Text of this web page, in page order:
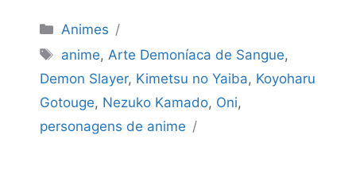
Categorias
Animes
Tags
anime, Arte Demoníaca de Sangue,
Demon Slayer, Kimetsu no Yaiba, Koyoharu
Gotouge, Nezuko Kamado, Oni,
personagens de anime